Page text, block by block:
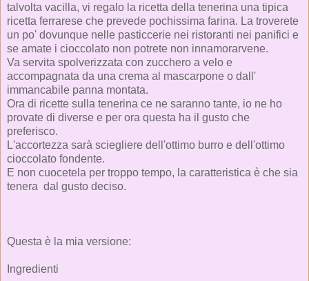
talvolta vacilla, vi regalo la ricetta della tenerina una tipica
ricetta ferrarese che prevede pochissima farina. La troverete
un po' dovunque nelle pasticcerie nei ristoranti nei panifici e
se amate i cioccolato non potrete non innamorarvene.
Va servita spolverizzata con zucchero a velo e
accompagnata da una crema al mascarpone o dall'
immancabile panna montata.
Ora di ricette sulla tenerina ce ne saranno tante, io ne ho
provate di diverse e per ora questa ha il gusto che
preferisco.
L'accortezza sarà sciegliere dell'ottimo burro e dell'ottimo
cioccolato fondente.
E non cuocetela per troppo tempo, la caratteristica è che sia
tenera dal gusto deciso.
Questa è la mia versione:
Ingredienti